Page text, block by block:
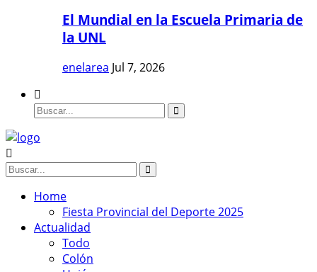
El Mundial en la Escuela Primaria de
la UNL
enelarea Jul 7, 2026
Home
Fiesta Provincial del Deporte 2025
Actualidad
Todo
Colón